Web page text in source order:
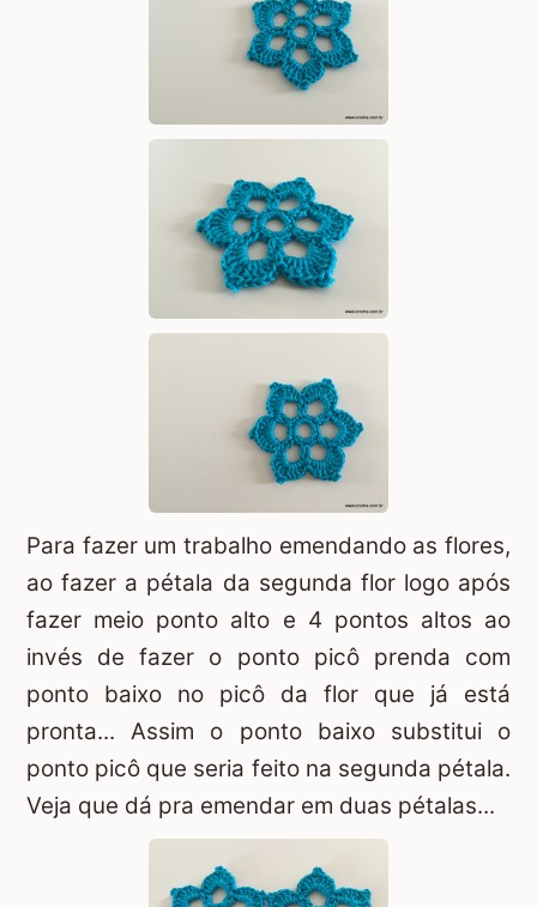
Para fazer um trabalho emendando as flores,
ao fazer a pétala da segunda flor logo após
fazer meio ponto alto e 4 pontos altos ao
invés de fazer o ponto picô prenda com
ponto baixo no picô da flor que já está
pronta... Assim o ponto baixo substitui o
ponto picô que seria feito na segunda pétala.
Veja que dá pra emendar em duas pétalas...